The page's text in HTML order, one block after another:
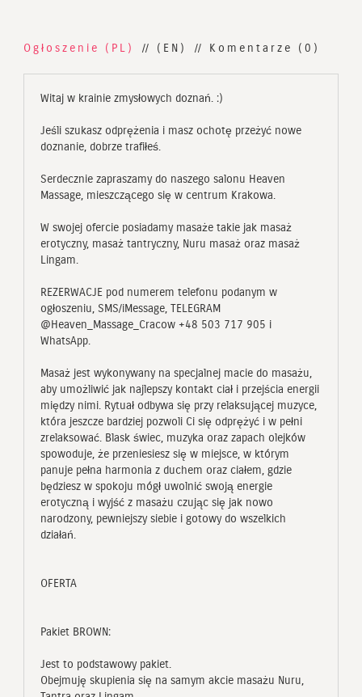
Ogłoszenie (PL) (EN) Komentarze (0)
Witaj w krainie zmysłowych doznań. :)
Jeśli szukasz odprężenia i masz ochotę przeżyć nowe
doznanie, dobrze trafiłeś.
Serdecznie zapraszamy do naszego salonu Heaven
Massage, mieszczącego się w centrum Krakowa.
W swojej ofercie posiadamy masaże takie jak masaż
erotyczny, masaż tantryczny, Nuru masaż oraz masaż
Lingam.
REZERWACJE pod numerem telefonu podanym w
ogłoszeniu, SMS/iMessage, TELEGRAM
@Heaven_Massage_Cracow +48 503 717 905 i
WhatsApp.
Masaż jest wykonywany na specjalnej macie do masażu,
aby umożliwić jak najlepszy kontakt ciał i przejścia energii
między nimi. Rytuał odbywa się przy relaksującej muzyce,
która jeszcze bardziej pozwoli Ci się odprężyć i w pełni
zrelaksować. Blask świec, muzyka oraz zapach olejków
spowoduje, że przeniesiesz się w miejsce, w którym
panuje pełna harmonia z duchem oraz ciałem, gdzie
będziesz w spokoju mógł uwolnić swoją energie
erotyczną i wyjść z masażu czując się jak nowo
narodzony, pewniejszy siebie i gotowy do wszelkich
działań.
OFERTA
Pakiet BROWN:
Jest to podstawowy pakiet.
Obejmuję skupienia się na samym akcie masażu Nuru,